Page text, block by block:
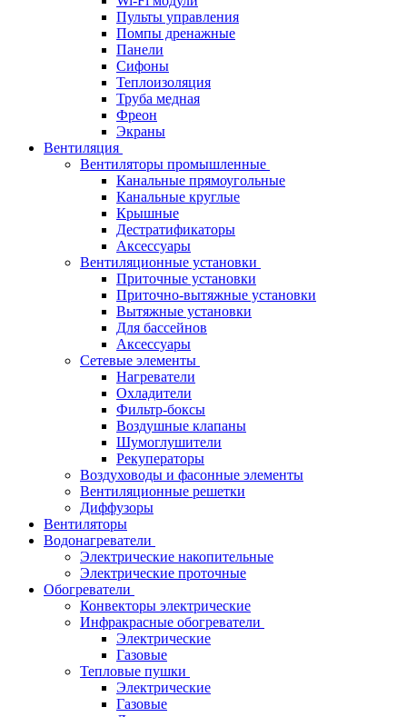
Пульты управления
Помпы дренажные
Панели
Сифоны
Теплоизоляция
Труба медная
Фреон
Экраны
Вентиляция
Вентиляторы промышленные
Канальные прямоугольные
Канальные круглые
Крышные
Дестратификаторы
Аксессуары
Вентиляционные установки
Приточные установки
Приточно-вытяжные установки
Вытяжные установки
Для бассейнов
Аксессуары
Сетевые элементы
Нагреватели
Охладители
Фильтр-боксы
Воздушные клапаны
Шумоглушители
Рекуператоры
Воздуховоды и фасонные элементы
Вентиляционные решетки
Диффузоры
Вентиляторы
Водонагреватели
Электрические накопительные
Электрические проточные
Обогреватели
Конвекторы электрические
Инфракрасные обогреватели
Электрические
Газовые
Тепловые пушки
Электрические
Газовые